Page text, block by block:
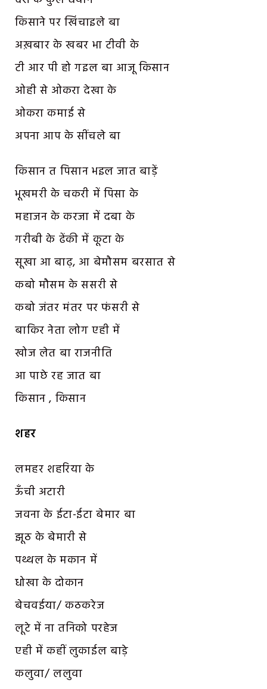
किसाने पर खिंचाइले बा
अख़बार के खबर भा टीवी के
टी आर पी हो गइल बा आजू किसान
ओही से ओकरा देखा के
ओकरा कमाई से
अपना आप के सींचले बा
किसान त पिसान भइल जात बाड़ें
भूखमरी के चकरी में पिसा के
महाजन के करजा में दबा के
गरीबी के ढेंकी में कूटा के
सूखा आ बाढ़, आ बेमौसम बरसात से
कबो मौसम के ससरी से
कबो जंतर मंतर पर फंसरी से
बाकिर नेता लोग एही में
खोज लेत बा राजनीति
आ पाछे रह जात बा
किसान , किसान
शहर
लमहर शहरिया के
ऊँची अटारी
जवना के ईटा-ईटा बेमार बा
झूठ के बेमारी से
पथ्थल के मकान में
धोखा के दोकान
बेचवईया/ कठकरेज
लूटे में ना तनिको परहेज
एही में कहीं लुकाईल बाड़े
कलुवा/ ललुवा